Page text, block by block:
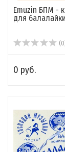
Emuzin БПМ -
для
0 руб.